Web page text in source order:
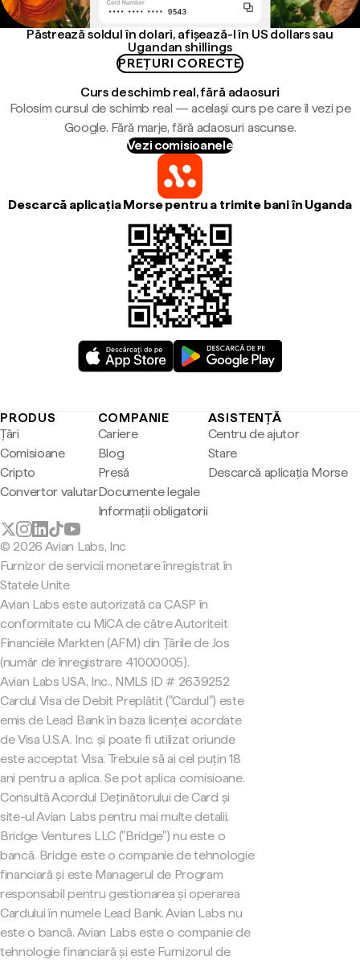
Păstrează soldul în dolari, afișează-l în US dollars sau
Ugandan shillings
PREȚURI CORECTE
Curs de schimb real, fără adaosuri
Folosim cursul de schimb real — același curs pe care îl vezi pe
Google. Fără marje, fără adaosuri ascunse.
Vezi comisioanele
Descarcă aplicația Morse pentru a trimite bani în Uganda
PRODUS
Țări
Comisioane
Cripto
Convertor valutar
COMPANIE
Cariere
Blog
Presă
Documente legale
Informații obligatorii
ASISTENȚĂ
Centru de ajutor
Stare
Descarcă aplicația Morse
© 2026 Avian Labs, Inc
Furnizor de servicii monetare înregistrat în
Statele Unite
Avian Labs este autorizată ca CASP în
conformitate cu MiCA de către Autoriteit
Financiële Markten (AFM) din Țările de Jos
(număr de înregistrare 41000005).
Avian Labs USA, Inc., NMLS ID # 2639252
Cardul Visa de Debit Preplătit ("Cardul") este
emis de Lead Bank în baza licenței acordate
de Visa U.S.A. Inc. și poate fi utilizat oriunde
este acceptat Visa. Trebuie să ai cel puțin 18
ani pentru a aplica. Se pot aplica comisioane.
Consultă Acordul Deținătorului de Card și
site-ul Avian Labs pentru mai multe detalii.
Bridge Ventures LLC ("Bridge") nu este o
bancă. Bridge este o companie de tehnologie
financiară și este Managerul de Program
responsabil pentru gestionarea și operarea
Cardului în numele Lead Bank. Avian Labs nu
este o bancă. Avian Labs este o companie de
tehnologie financiară și este Furnizorul de